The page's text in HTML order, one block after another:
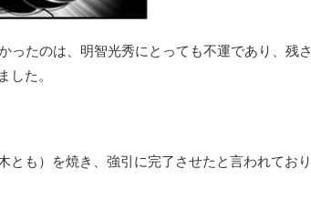
たのは、明智光秀にとっても不運であり、残さ
た。
とも）を焼き、強引に完了させたと言われており